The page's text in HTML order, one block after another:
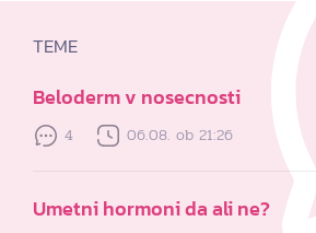
TEME
Beloderm v nosecnosti
4 06.08. ob 21:26
Umetni hormoni da ali ne?